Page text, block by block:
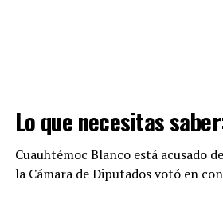
y así le pidió al entonces regente
Lo que necesitas
Cuauhtémoc Blanco está acusado
la Cámara de Diputados votó en